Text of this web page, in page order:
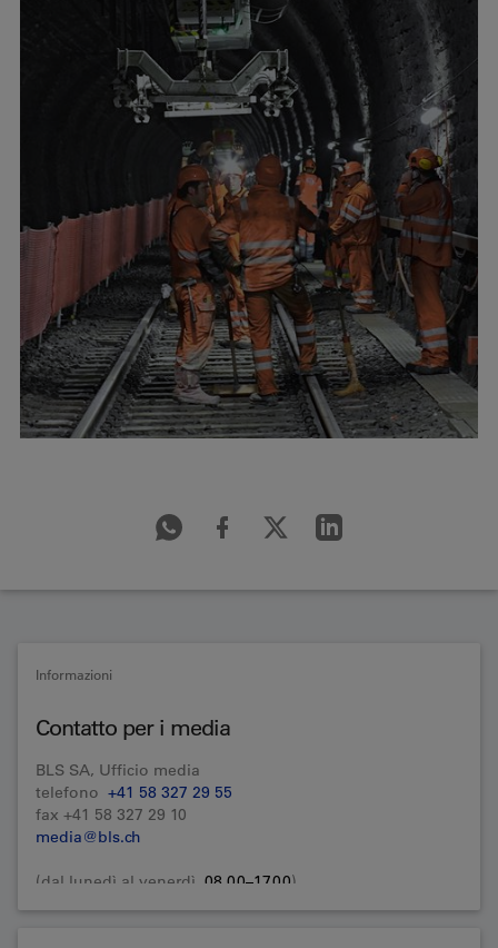
Informazioni
Contatto per i media
BLS SA, Ufficio media
telefono +41 58 327 29 55
fax +41 58 327 29 10
media@bls.ch
(dal lunedì al venerdì, 08.00–17.00)